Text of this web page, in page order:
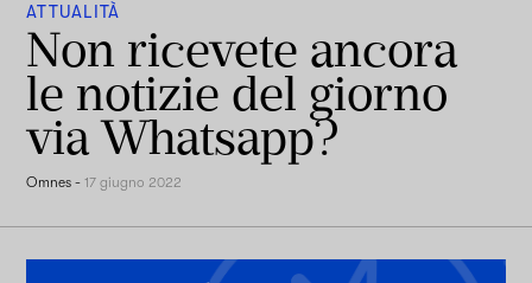
ATTUALITÀ
Non ricevete ancora
le notizie del giorno
via Whatsapp?
Omnes -17 giugno 2022